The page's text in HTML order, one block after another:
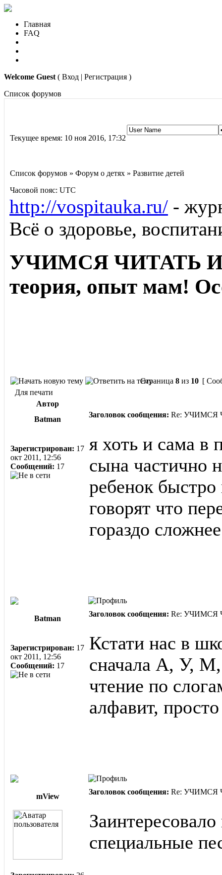
Главная
FAQ
Welcome Guest ( Вход | Регистрация )
Список форумов
Текущее время: 10 ноя 2016, 17:32
Список форумов » Форум о детях » Развитие детей
Часовой пояс: UTC
http://vospitauka.ru/ -
Всё о здоровье,
УЧИМСЯ ЧИТАТЬ И
теория, опыт мам!
Страница 8 из 10 [
Для печати
Автор
Batman
Заголовок сообщения: Re: УЧИМСЯ
Зарегистрирован: 17
окт 2011, 12:56
Сообщений: 17
я хоть и сама в
сына частично
ребенок
говорят что
гораздо
Batman
Заголовок сообщения: Re: УЧИМСЯ
Зарегистрирован: 17
окт 2011, 12:56
Сообщений: 17
Кстати нас в
сначала А, У,
чтение по
алфавит,
mView
Заголовок сообщения: Re: УЧИМСЯ
специальные